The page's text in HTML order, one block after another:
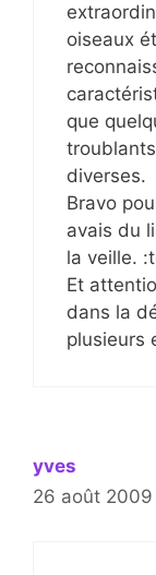
oiseaux
que
diverses.
Bravo
avais du
la veille.
Et
dans la
plusieurs
yves
26 août 2009